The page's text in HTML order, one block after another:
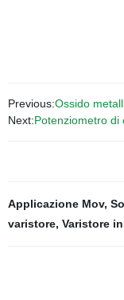
Previous:Ossido
Next:Potenziometro di
Applicazione Mov,
varistore, Varistore